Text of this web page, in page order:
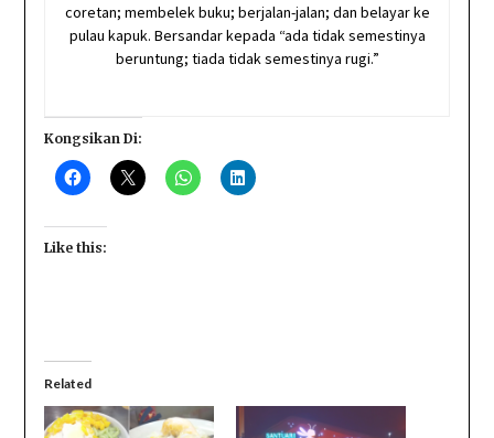
coretan; membelek buku; berjalan-jalan; dan belayar ke
pulau kapuk. Bersandar kepada “ada tidak semestinya
beruntung; tiada tidak semestinya rugi.”
Kongsikan Di:
Like this:
Related